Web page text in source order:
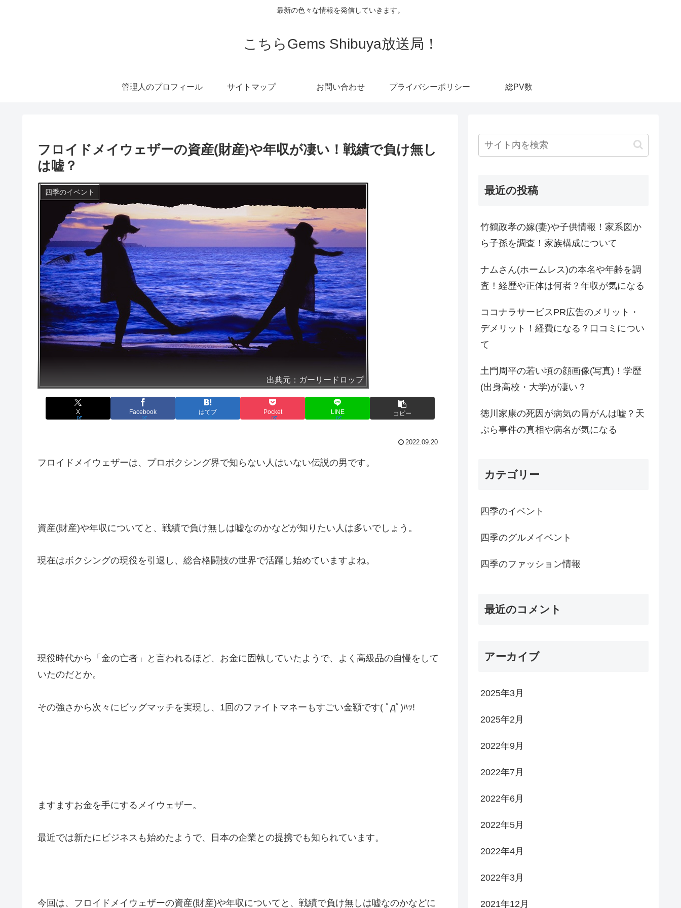
最新の色々な情報を発信していきます。
こちらGems Shibuya放送局！
管理人のプロフィール サイトマップ お問い合わせ プライバシーポリシー 総PV数
フロイドメイウェザーの資産(財産)や年収が凄い！戦績で負け無し
は嘘？
四季のイベント
出典元：ガーリードロップ
X Facebook はてブ Pocket LINE コピー
2022.09.20
フロイドメイウェザーは、プロボクシング界で知らない人はいない伝説の男です。
資産(財産)や年収についてと、戦績で負け無しは嘘なのかなどが知りたい人は多いでしょう。
現在はボクシングの現役を引退し、総合格闘技の世界で活躍し始めていますよね。
現役時代から「金の亡者」と言われるほど、お金に固執していたようで、よく高級品の自慢をして
いたのだとか。
その強さから次々にビッグマッチを実現し、1回のファイトマネーもすごい金額です( ﾟдﾟ)ﾊｯ!
ますますお金を手にするメイウェザー。
最近では新たにビジネスも始めたようで、日本の企業との提携でも知られています。
今回は、フロイドメイウェザーの資産(財産)や年収についてと、戦績で負け無しは嘘なのかなどに
最近の投稿
竹鶴政孝の嫁(妻)や子供情報！家系図か
ら子孫を調査！家族構成について
ナムさん(ホームレス)の本名や年齢を調
査！経歴や正体は何者？年収が気になる
ココナラサービスPR広告のメリット・
デメリット！経費になる？口コミについ
て
土門周平の若い頃の顔画像(写真)！学歴
(出身高校・大学)が凄い？
徳川家康の死因が病気の胃がんは嘘？天
ぷら事件の真相や病名が気になる
カテゴリー
四季のイベント
四季のグルメイベント
四季のファッション情報
最近のコメント
アーカイブ
2025年3月
2025年2月
2022年9月
2022年7月
2022年6月
2022年5月
2022年4月
2022年3月
2021年12月